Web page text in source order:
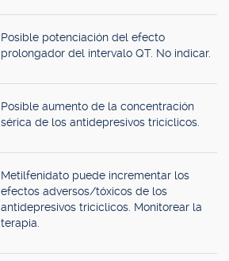
Posible potenciación del efecto
prolongador del intervalo QT. No indicar.
Posible aumento de la concentración
sérica de los antidepresivos tricíclicos.
Metilfenidato puede incrementar los
efectos adversos/tóxicos de los
antidepresivos tricíclicos. Monitorear la
terapia.